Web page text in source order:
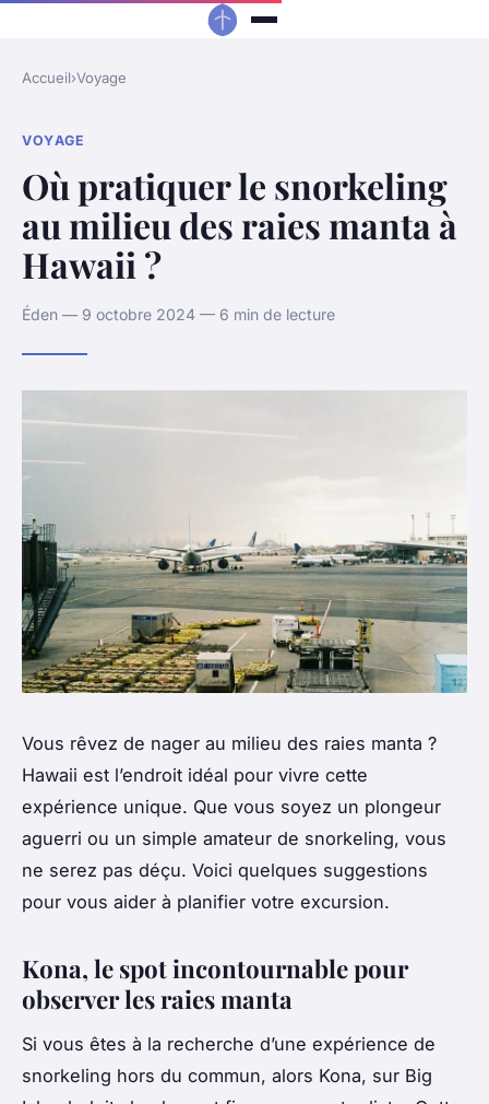
Accueil›Voyage
VOYAGE
Où pratiquer le snorkeling
au milieu des raies manta à
Hawaii ?
Éden — 9 octobre 2024 — 6 min de lecture
Vous rêvez de nager au milieu des raies manta ?
Hawaii est l’endroit idéal pour vivre cette
expérience unique. Que vous soyez un plongeur
aguerri ou un simple amateur de snorkeling, vous
ne serez pas déçu. Voici quelques suggestions
pour vous aider à planifier votre excursion.
Kona, le spot incontournable pour
observer les raies manta
Si vous êtes à la recherche d’une expérience de
snorkeling hors du commun, alors Kona, sur Big